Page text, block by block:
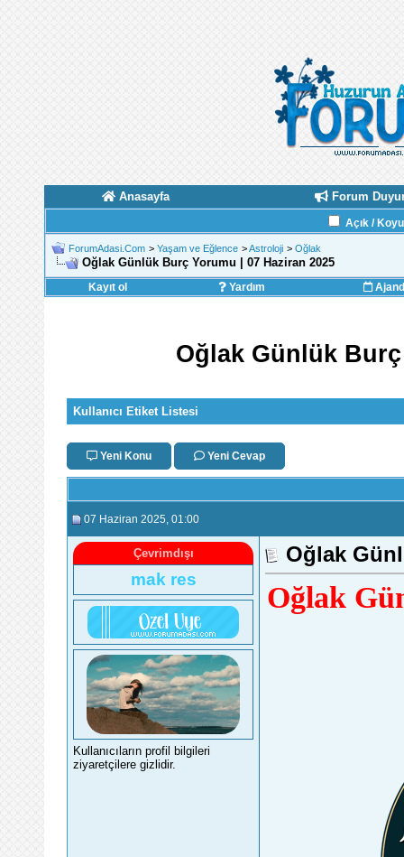
Anasayfa Forum
Açık /
ForumAdasi.Com > Yaşam ve Eğlence >Astroloji > Oğlak
Oğlak Günlük Burç Yorumu | 07 Haziran 2025
Kayıt ol Yardım
Oğlak Günlük
Kullanıcı Etiket Listesi
Yeni Konu Yeni Cevap
07 Haziran 2025 , 01:00
Çevrimdışı
mak res
Kullanıcıların profil bilgileri
ziyaretçilere gizlidir.
Oğlak
Oğlak